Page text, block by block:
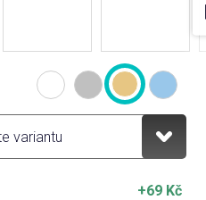
+69 Kč